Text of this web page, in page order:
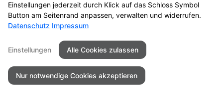
Einstellungen jederzeit durch Klick auf das Schloss Symbol
Button am Seitenrand anpassen, verwalten und widerrufen.
Datenschutz Impressum
Einstellungen Alle Cookies zulassen
Nur notwendige Cookies akzeptieren